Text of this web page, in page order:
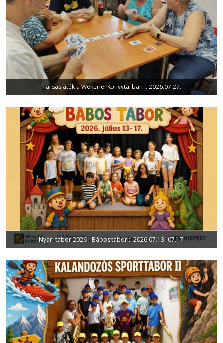
Társasjáték a Wekerlei Könyvtárban :: 2026.07.27.
Nyári tábor 2026 - Bábos tábor :: 2026.07.13.-07.17.